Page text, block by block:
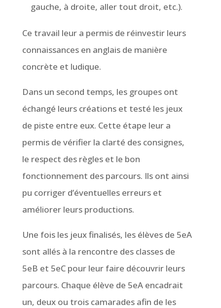
gauche, à droite, aller tout droit, etc.).
Ce travail leur a permis de réinvestir leurs
connaissances en anglais de manière
concrète et ludique.
Dans un second temps, les groupes ont
échangé leurs créations et testé les jeux
de piste entre eux. Cette étape leur a
permis de vérifier la clarté des consignes,
le respect des règles et le bon
fonctionnement des parcours. Ils ont ainsi
pu corriger d’éventuelles erreurs et
améliorer leurs productions.
Une fois les jeux finalisés, les élèves de 5eA
sont allés à la rencontre des classes de
5eB et 5eC pour leur faire découvrir leurs
parcours. Chaque élève de 5eA encadrait
un, deux ou trois camarades afin de les